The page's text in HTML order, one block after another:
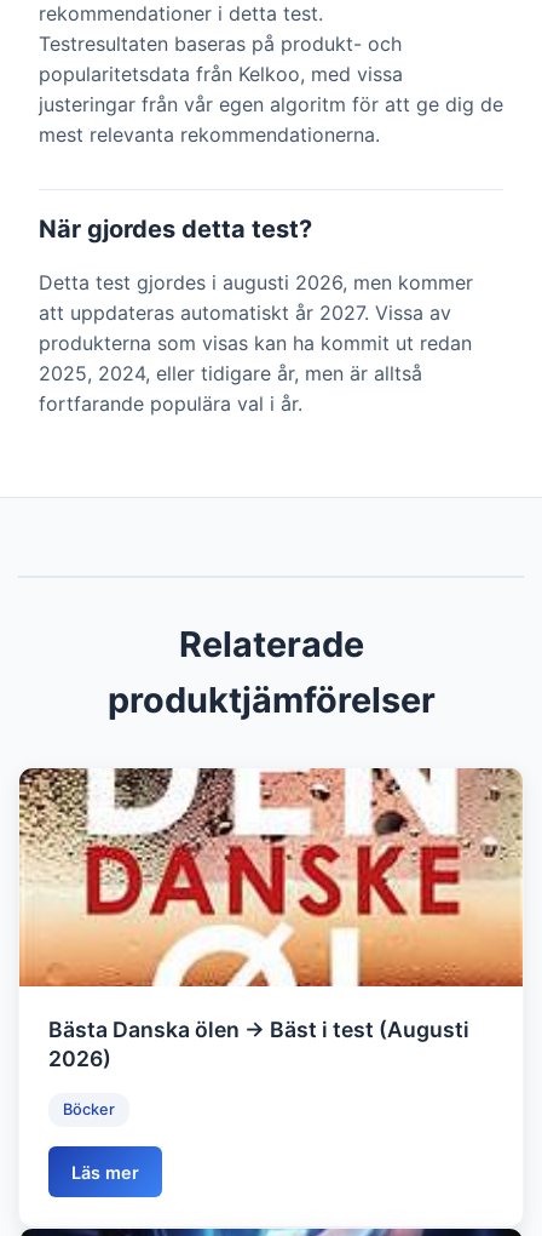
rekommendationer i detta test.
Testresultaten baseras på produkt- och
popularitetsdata från Kelkoo, med vissa
justeringar från vår egen algoritm för att ge dig de
mest relevanta rekommendationerna.
När gjordes detta test?
Detta test gjordes i augusti 2026, men kommer
att uppdateras automatiskt år 2027. Vissa av
produkterna som visas kan ha kommit ut redan
2025, 2024, eller tidigare år, men är alltså
fortfarande populära val i år.
Relaterade
produktjämförelser
Bästa Danska ölen → Bäst i test (Augusti
2026)
Böcker
Läs mer